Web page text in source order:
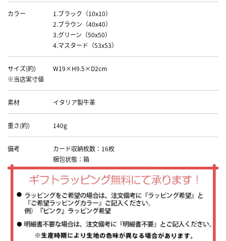
カラー
1.ブラック（10x10）
2.ブラウン（40x40）
3.グリーン（50x50）
4.マスタード（53x53）
サイズ(約)
※当店実寸値
W19×H9.5×D2cm
素材 イタリア製牛革
重さ(約) 140g
備考
カード収納枚数：16枚
梱包状態：箱